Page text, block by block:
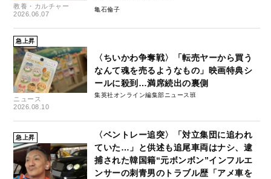
教養・カルチャー
2026.06.07
亀石倫子
急上昇
ニュース
2026.08.10
〈ちいかわ争奪戦〉「転売ヤーから買う
なんて魂を売るようなもの」映画特典シ
ールに殺到…満席続出の裏側
集英社オンライン編集部ニュース班
急上昇
〈ベントレー追突〉「対立集団に追われ
ていた…」と供述も追尾車両はナシ、逮
捕された韓国籍“元ボンボン”インフルエ
ンサーの刺青男のトラブル歴「アメ車を